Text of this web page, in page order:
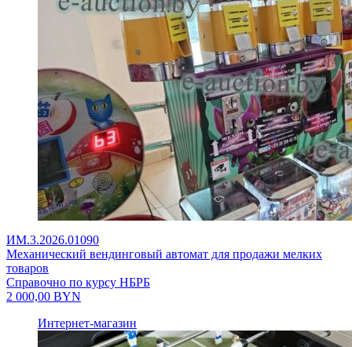
ИМ.3.2026.01090
Механический вендинговый автомат для продажи мелких
товаров
Справочно по курсу НБРБ
2 000,00 BYN
Интернет-магазин